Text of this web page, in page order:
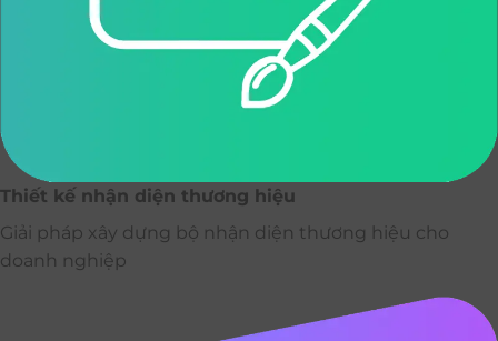
Thiết kế nhận diện thương hiệu
Giải pháp xây dựng bộ nhận diện thương hiệu cho
doanh nghiệp